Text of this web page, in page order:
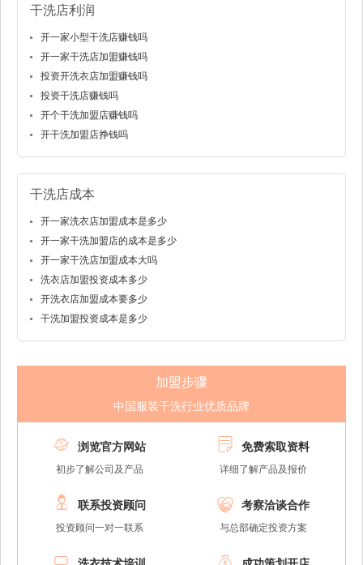
干洗店利润
开一家小型干洗店赚钱吗
开一家干洗店加盟赚钱吗
投资开洗衣店加盟赚钱吗
投资干洗店赚钱吗
开个干洗加盟店赚钱吗
开干洗加盟店挣钱吗
干洗店成本
开一家洗衣店加盟成本是多少
开一家干洗加盟店的成本是多少
开一家干洗店加盟成本大吗
洗衣店加盟投资成本多少
开洗衣店加盟成本要多少
干洗加盟投资成本是多少
加盟步骤
中国服装干洗行业优质品牌
 浏览官方网站
初步了解公司及产品
 免费索取资料
详细了解产品及报价
 联系投资顾问
投资顾问一对一联系
 考察洽谈合作
与总部确定投资方案